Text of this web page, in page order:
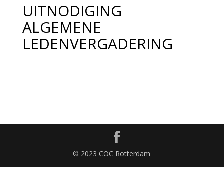
UITNODIGING
ALGEMENE
LEDENVERGADERING
© 2023 COC Rotterdam